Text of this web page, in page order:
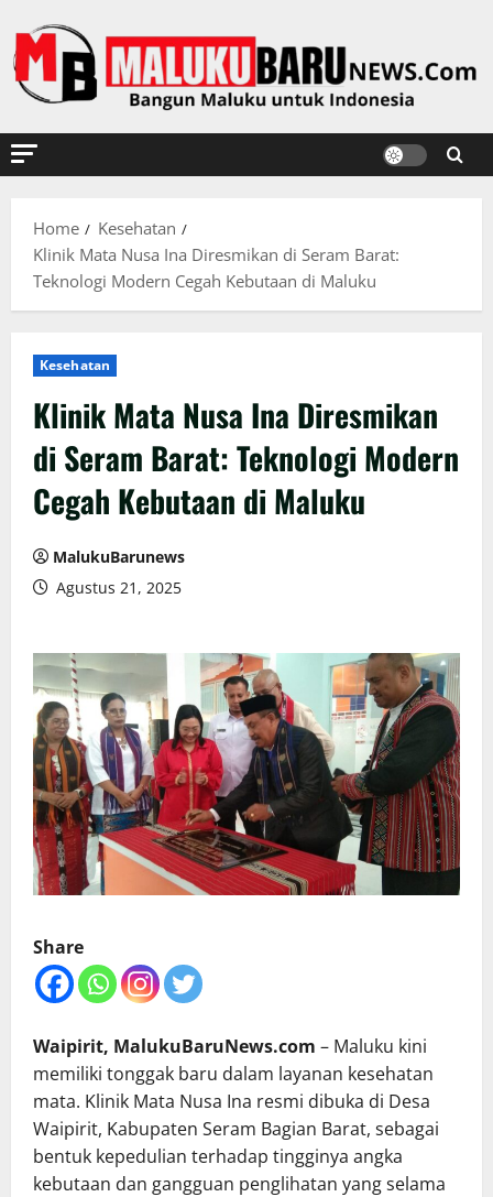
to
content
Home
Kesehatan
Klinik Mata Nusa Ina Diresmikan di Seram Barat:
Teknologi Modern Cegah Kebutaan di Maluku
Kesehatan
Klinik Mata Nusa Ina Diresmikan
di Seram Barat: Teknologi Modern
Cegah Kebutaan di Maluku
MalukuBarunews
Agustus 21, 2025
Share
Waipirit, MalukuBaruNews.com – Maluku kini
memiliki tonggak baru dalam layanan kesehatan
mata. Klinik Mata Nusa Ina resmi dibuka di Desa
Waipirit, Kabupaten Seram Bagian Barat, sebagai
bentuk kepedulian terhadap tingginya angka
kebutaan dan gangguan penglihatan yang selama